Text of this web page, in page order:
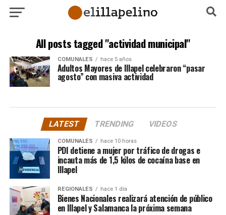
All posts tagged "actividad municipal"
COMUNALES hace 5 años
Adultos Mayores de Illapel celebraron “pasar
agosto” con masiva actividad
LATEST TRENDING VIDEOS
COMUNALES hace 10 horas
PDI detiene a mujer por tráfico de drogas e
incauta más de 1,5 kilos de cocaína base en
Illapel
REGIONALES hace 1 día
Bienes Nacionales realizará atención de público
en Illapel y Salamanca la próxima semana